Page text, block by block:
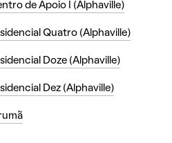
de Apoio I (Alphaville)
Quatro (Alphaville)
Doze (Alphaville)
Dez (Alphaville)